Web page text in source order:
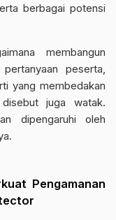
berbagai potensi
membangun
peserta,
yang membedakan
juga watak.
dipengaruhi oleh
Pengamanan